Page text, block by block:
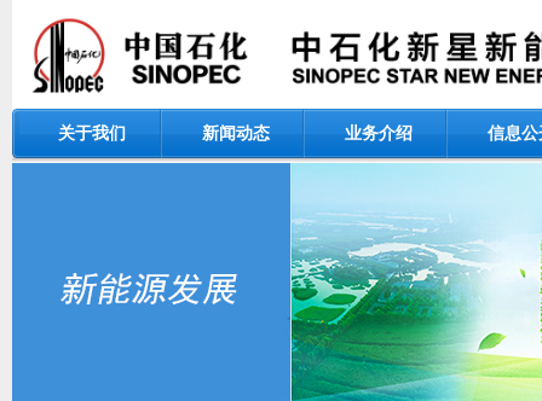
关于我们 新闻动态 业务介绍 信息公